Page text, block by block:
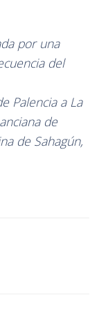
por una
del
Palencia a La
de
de Sahagún,